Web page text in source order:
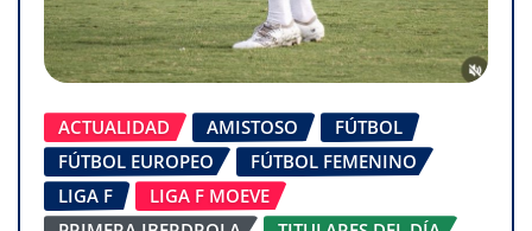
ACTUALIDAD AMISTOSO
FÚTBOL
FÚTBOL EUROPEO
FÚTBOL FEMENINO
LIGA F
LIGA F MOEVE